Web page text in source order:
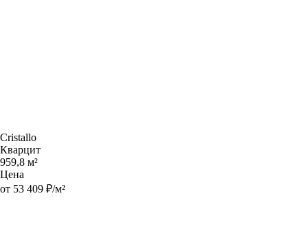
Cristallo
Кварцит
959,8 м²
Цена
от 53 409 ₽/м²